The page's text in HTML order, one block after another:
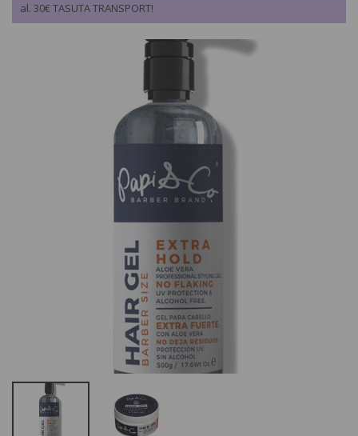
al. 30€ TASUTA TRANSPORT!